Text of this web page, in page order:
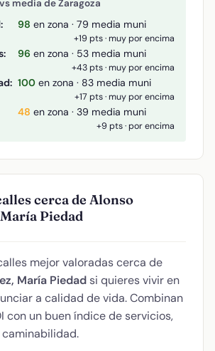
media de Zaragoza
98 en zona · 79 media muni
+19 pts · muy por encima
96 en zona · 53 media muni
+43 pts · muy por encima
100 en zona · 83 media muni
+17 pts · muy por encima
48 en zona · 39 media muni
+9 pts · por encima
cerca de Alonso
Piedad
mejor valoradas cerca de
María Piedad si quieres vivir en
a calidad de vida. Combinan
con un buen índice de servicios,